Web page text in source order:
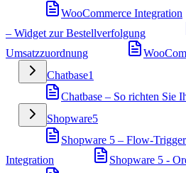
WooCommerce Integration
– Widget zur Bestellverfolgung
Umsatzzuordnung
Chatbase1
Chatbase – So richten Sie
Shopware5
Shopware 5 – Flow-Trigger
Integration
Shopware 5 -